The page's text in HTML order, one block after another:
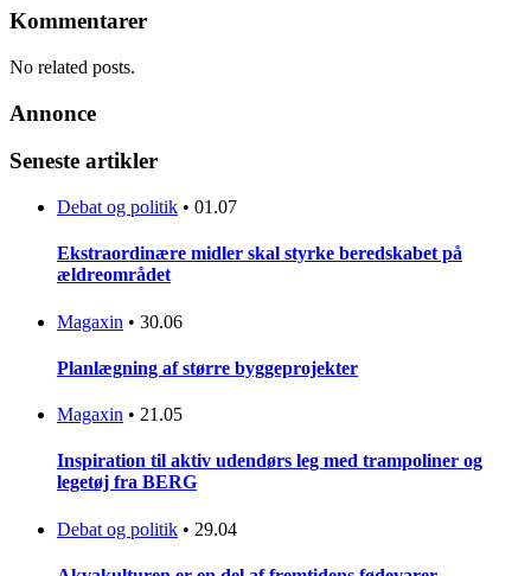
Kommentarer
No related posts.
Annonce
Seneste artikler
Debat og politik • 01.07
Ekstraordinære midler skal styrke beredskabet på
ældreområdet
Magaxin • 30.06
Planlægning af større byggeprojekter
Magaxin • 21.05
Inspiration til aktiv udendørs leg med trampoliner og
legetøj fra BERG
Debat og politik • 29.04